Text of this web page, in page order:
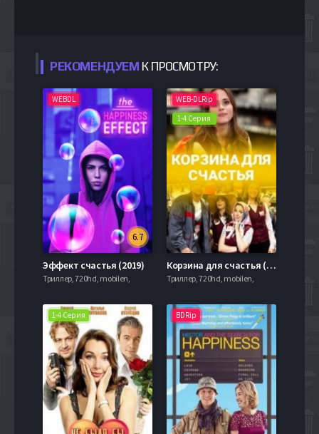
РЕКОМЕНДУЕМ К ПРОСМОТРУ:
WEBDL
6.7
Эффект счастья (2019)
Триллер, 720hd, mobilen,
WEB-DLRip
1-4 Серия
Корзина для счастья (2020)
Триллер, 720hd, mobilen,
1-4 Серия BDRip